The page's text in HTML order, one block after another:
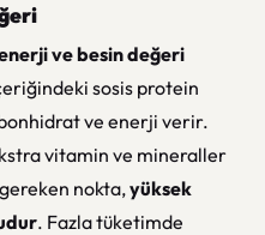
ve besin değeri
sosis protein
ve enerji verir.
vitamin ve mineraller
nokta,yüksek
. Fazla tüketimde